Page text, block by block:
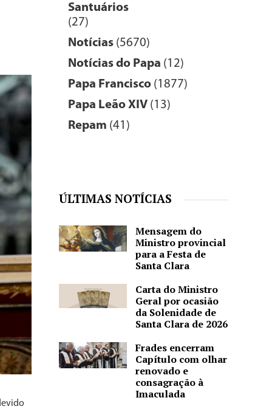
Santuários
(27)
Notícias (5670)
Notícias do Papa (12)
Papa Francisco (1877)
Papa Leão XIV (13)
Repam (41)
ÚLTIMAS NOTÍCIAS
Mensagem do
Ministro provincial
para a Festa de
Santa Clara
Carta do Ministro
Geral por ocasião
da Solenidade de
Santa Clara de 2026
Frades encerram
Capítulo com olhar
renovado e
consagração à
Imaculada